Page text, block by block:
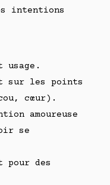
intentions
usage.
sur les points
cœur).
amoureuse
se
pour des